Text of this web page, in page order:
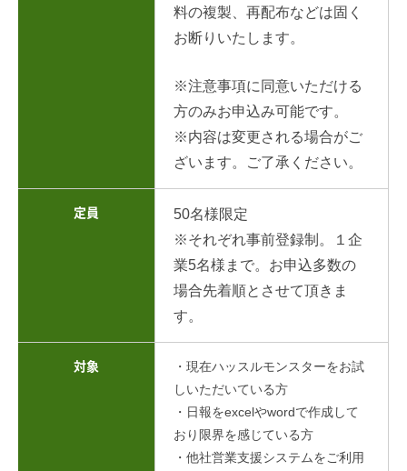
料の複製、再配布などは固く
お断りいたします。
※注意事項に同意いただける
方のみお申込み可能です。
※内容は変更される場合がご
ざいます。ご了承ください。
定員
50名様限定
※それぞれ事前登録制。１企
業5名様まで。お申込多数の
場合先着順とさせて頂きま
す。
対象
・現在ハッスルモンスターをお試
しいただいている方
・日報をexcelやwordで作成して
おり限界を感じている方
・他社営業支援システムをご利用